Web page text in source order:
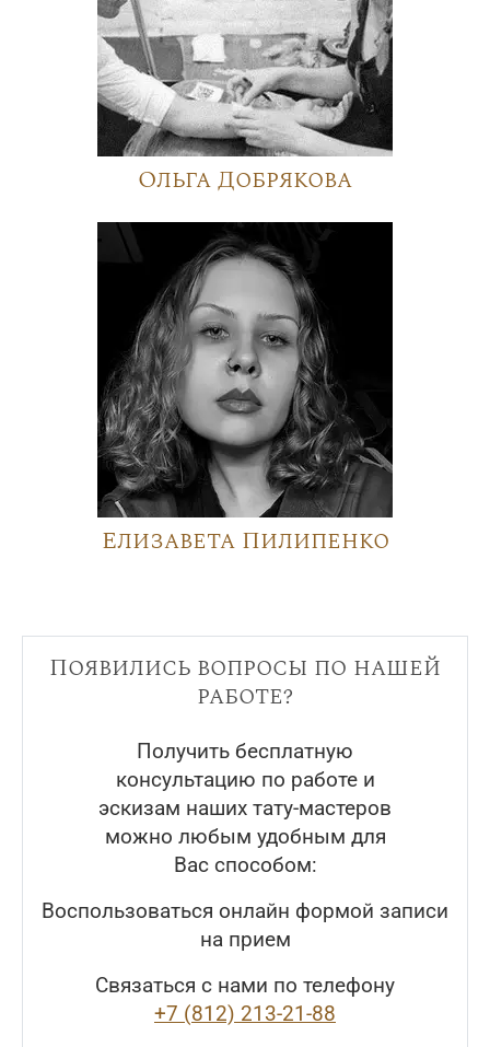
Ольга Добрякова
Елизавета Пилипенко
Появились вопросы по нашей
работе?
Получить бесплатную
консультацию по работе и
эскизам наших тату-мастеров
можно любым удобным для
Вас способом:
Воспользоваться онлайн формой записи
на прием
Связаться с нами по телефону
+7 (812) 213-21-88